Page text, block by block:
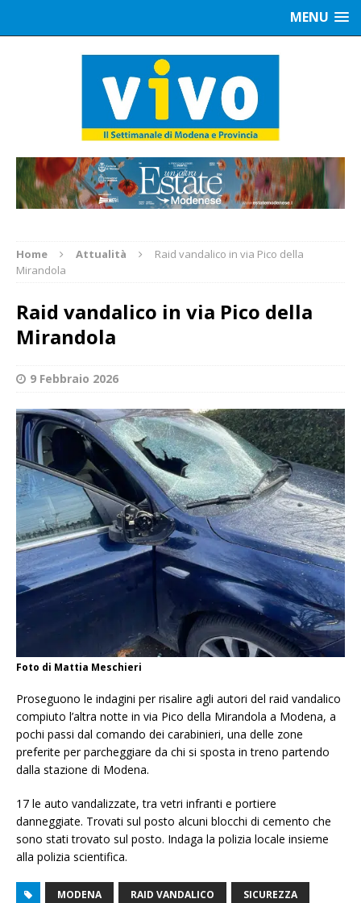
MENU
Home Attualità
Raid vandalico in via Pico della
Mirandola
Raid vandalico in via Pico della
Mirandola
9 Febbraio 2026
Foto di Mattia Meschieri
Proseguono le indagini per risalire agli autori del raid vandalico
compiuto l’altra notte in via Pico della Mirandola a Modena, a
pochi passi dal comando dei carabinieri, una delle zone
preferite per parcheggiare da chi si sposta in treno partendo
dalla stazione di Modena.
17 le auto vandalizzate, tra vetri infranti e portiere
danneggiate. Trovati sul posto alcuni blocchi di cemento che
sono stati trovato sul posto. Indaga la polizia locale insieme
alla polizia scientifica.
MODENA RAID VANDALICO SICUREZZA